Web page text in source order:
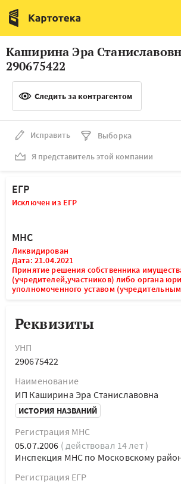
Италия
Люксембург
Литва
Латвия
Словения
Франция
Швеция
Мальта
Каширина Эра
290675422
Следить за контрагентом
Исправить
Выборка
Я представитель этой компании
ЕГР
Исключен из ЕГР
МНС
Ликвидирован
Дата: 21.04.2021
Принятие решения собственника
(учредителей,участников) либо органа
уполномоченного уставом
Реквизиты
УНП
290675422
Наименование
ИП Каширина Эра Станиславовна
ИСТОРИЯ НАЗВАНИЙ
Регистрация МНС
05.07.2006 ( действовал 14 лет )
Инспекция МНС по Московскому
Регистрация ЕГР